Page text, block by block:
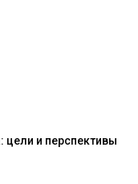
цели и перспективы